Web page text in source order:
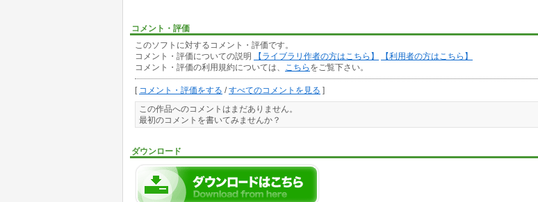
コメント・評価
このソフトに対するコメント・評価です。
コメント・評価についての説明
【ライブラリ作者の方はこちら】
【利用者の方はこちら】
コメント・評価の利用規約については、
こちら をご覧下さい。
[ コメント・評価をする /すべてのコメントを見る ]
この作品へのコメントはまだありません。
最初のコメントを書いてみませんか？
ダウンロード